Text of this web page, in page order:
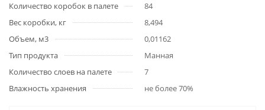
Количество коробок в палете
84
Вес коробки, кг
8,494
Объем, м3
0,01162
Тип продукта
Манная
Количество слоев на палете
7
Влажность хранения
не более 70%